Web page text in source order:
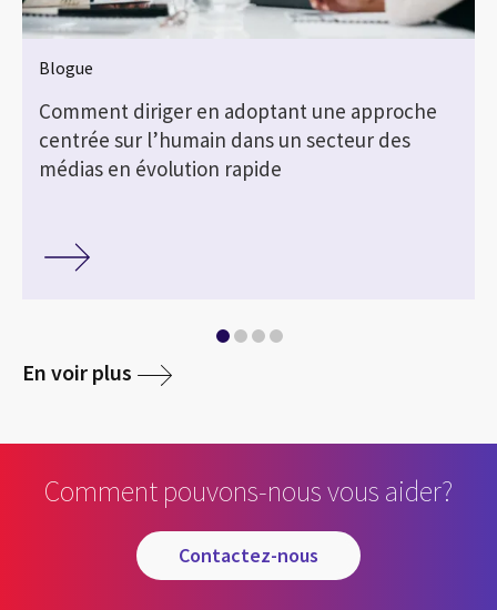
Blogue
Comment diriger en adoptant une approche
centrée sur l’humain dans un secteur des
médias en évolution rapide
En voir plus
Comment pouvons-nous vous aider?
contactez-nous